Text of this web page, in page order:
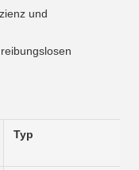
und
Typ